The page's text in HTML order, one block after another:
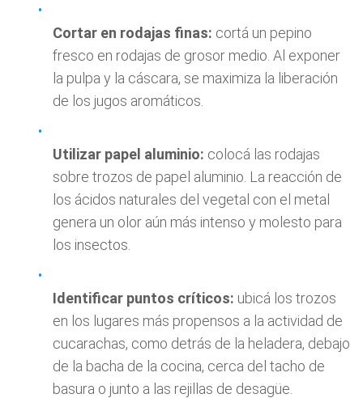
Cortar en rodajas finas: cortá un pepino
fresco en rodajas de grosor medio. Al exponer
la pulpa y la cáscara, se maximiza la liberación
de los jugos aromáticos.
Utilizar papel aluminio: colocá las rodajas
sobre trozos de papel aluminio. La reacción de
los ácidos naturales del vegetal con el metal
genera un olor aún más intenso y molesto para
los insectos.
Identificar puntos críticos: ubicá los trozos
en los lugares más propensos a la actividad de
cucarachas, como detrás de la heladera, debajo
de la bacha de la cocina, cerca del tacho de
basura o junto a las rejillas de desagüe.